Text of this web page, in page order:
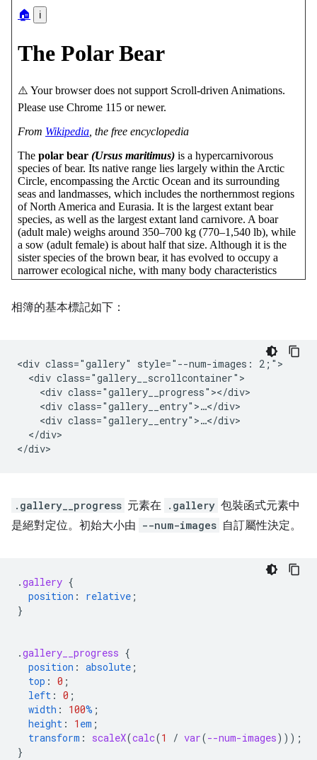
相簿的基本標記如下：
<div class="gallery" style="--num-images: 2;">
  <div class="gallery__scrollcontainer">
    <div class="gallery__progress"></div>
    <div class="gallery__entry">…</div>
    <div class="gallery__entry">…</div>
  </div>
.gallery__progress 元素在 .gallery 包裝函式元素中
是絕對定位。初始大小由 --num-images 自訂屬性決定。
.gallery {
position : relative ;
}
.gallery__progress {
position : absolute ;
top : 0 ;
left : 0 ;
width : 100% ;
height : 1 em ;
transform : scaleX(calc(1 / var(--num-images)));
}